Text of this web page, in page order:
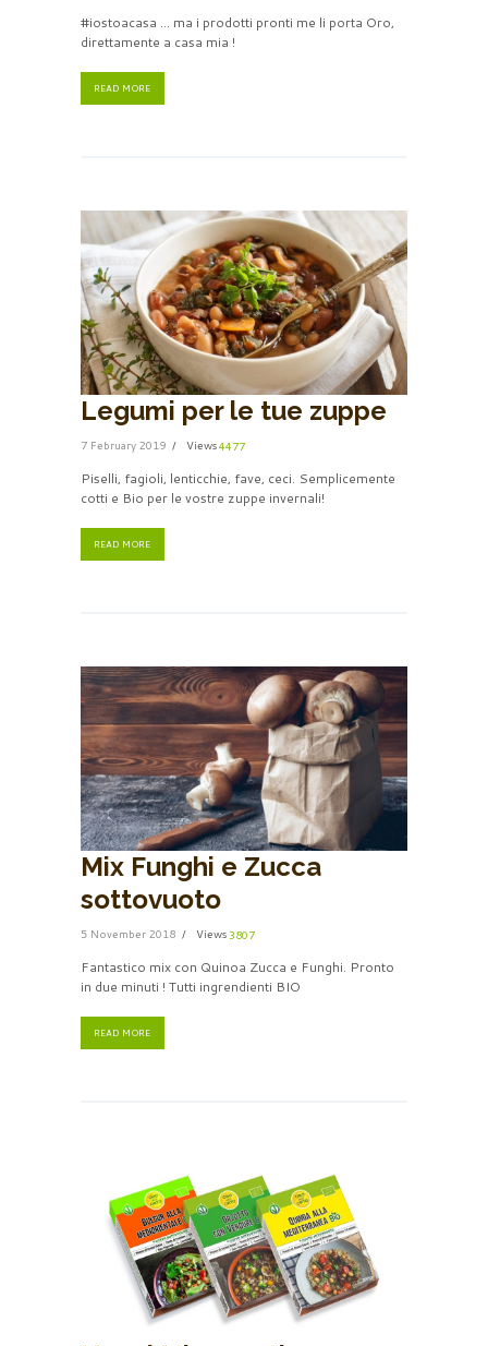
#iostoacasa … ma i prodotti pronti me li porta Oro,
direttamente a casa mia !
READ MORE
Legumi per le tue zuppe
7 February 2019 Views4477
Piselli, fagioli, lenticchie, fave, ceci. Semplicemente
cotti e Bio per le vostre zuppe invernali!
READ MORE
Mix Funghi e Zucca
sottovuoto
5 November 2018 Views 3807
Fantastico mix con Quinoa Zucca e Funghi. Pronto
in due minuti ! Tutti ingrendienti BIO
READ MORE